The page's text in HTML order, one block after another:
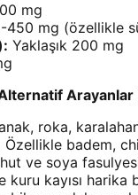
mg
450 mg (özellikle
Yaklaşık 200 mg
Arayanlar
roka,
Özellikle badem,
ve soya
kuru kayısı